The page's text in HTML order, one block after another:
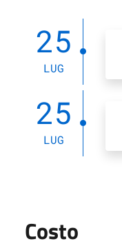
25
LUG
25
LUG
Costo